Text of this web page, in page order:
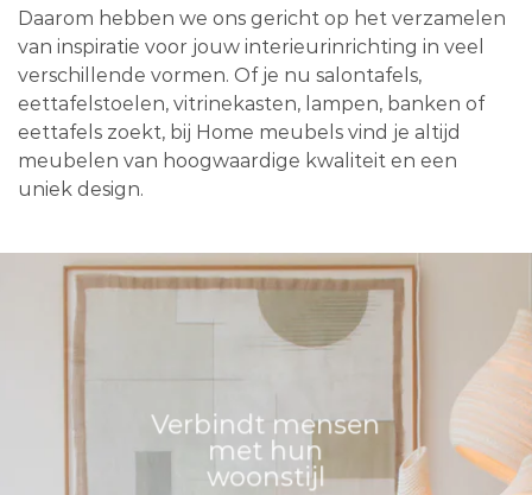
Daarom hebben we ons gericht op het verzamelen
van inspiratie voor jouw interieurinrichting in veel
verschillende vormen. Of je nu salontafels,
eettafelstoelen, vitrinekasten, lampen, banken of
eettafels zoekt, bij Home meubels vind je altijd
meubelen van hoogwaardige kwaliteit en een
uniek design.
Verbindt mensen
met hun
woonstijl